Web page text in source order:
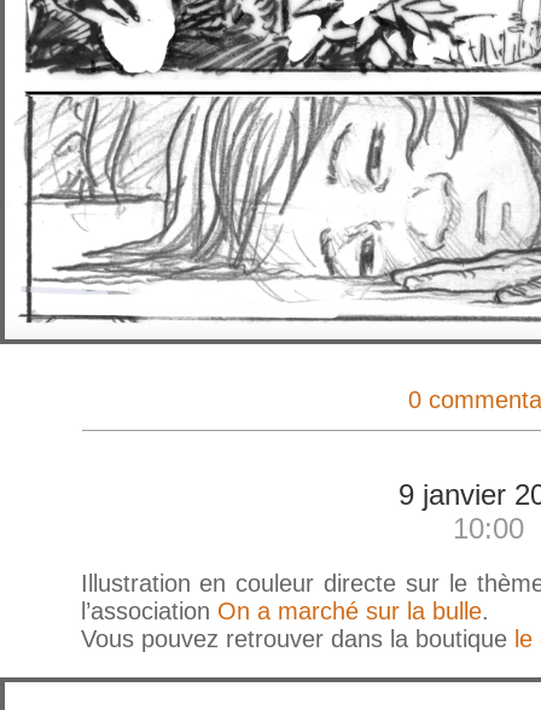
0
9 janvier
10:00
Illustration en couleur directe sur le
l’association On a marché sur la bulle.
Vous pouvez retrouver dans la boutique